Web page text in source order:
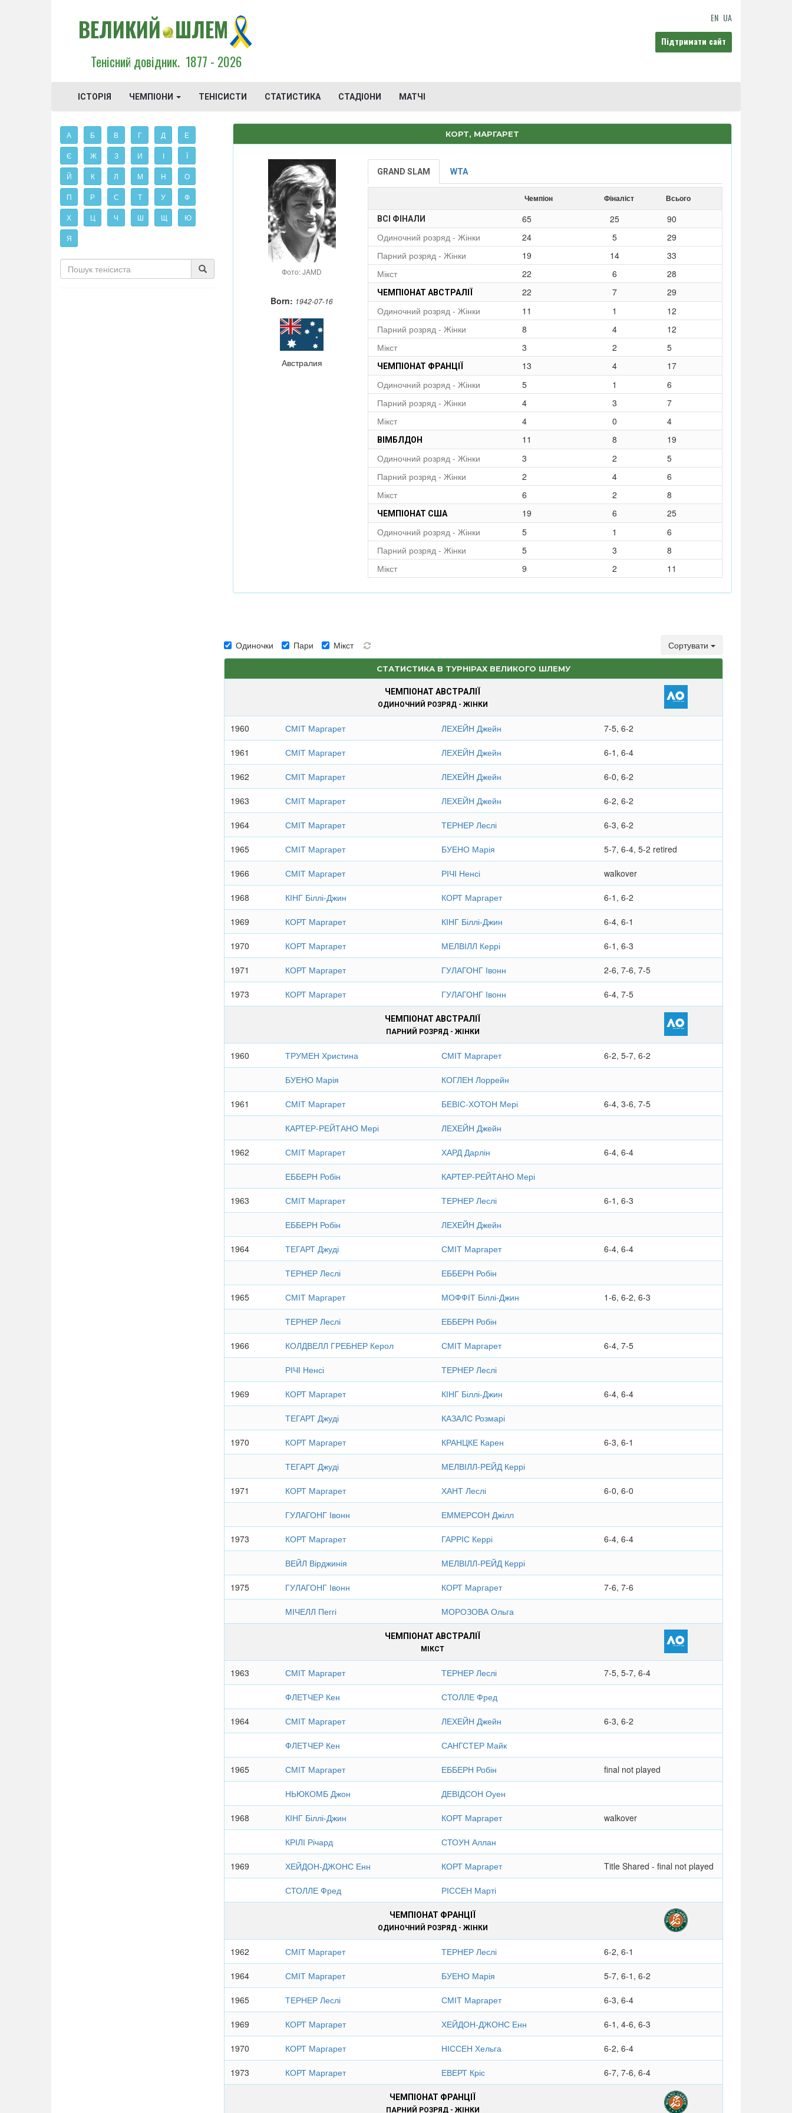
ВЕЛИКИЙ ШЛЕМ
Тенісний довідник. 1877 - 2026
EN UA
Підтримати сайт
ІСТОРІЯ ЧЕМПІОНИ ТЕНІСИСТИ СТАТИСТИКА СТАДІОНИ МАТЧІ
А Б В Г Д Е
Є Ж З И І Ї
Й К Л М Н О
П Р С Т У Ф
Х Ц Ч Ш Щ Ю
Я
КОРТ, МАРГАРЕТ
Фото: JAMD
Born: 1942-07-16
Австралия
GRAND SLAM WTA
Чемпіон Фіналіст Всього
ВСІ ФІНАЛИ 65 25
90
Одиночний розряд - Жінки
24 5
29
Парний розряд - Жінки
19 14
33
Мікст
22 6 28
ЧЕМПІОНАТ АВСТРАЛІЇ 22 7
29
Одиночний розряд - Жінки
11 1
12
Парний розряд - Жінки
8 4
12
Мікст
3 2 5
ЧЕМПІОНАТ ФРАНЦІЇ 13 4
17
Одиночний розряд - Жінки
5 1
6
Парний розряд - Жінки
4 3
7
Мікст
4 0 4
ВІМБЛДОН 11 8
19
Одиночний розряд - Жінки
3 2
5
Парний розряд - Жінки
2 4
6
Мікст
6 2 8
ЧЕМПІОНАТ США 19 6
25
Одиночний розряд - Жінки
5 1
6
Парний розряд - Жінки
5 3
8
Мікст
9 2 11
Одиночки Пари Мікст Сортувати
СТАТИСТИКА В ТУРНІРАХ ВЕЛИКОГО ШЛЕМУ
ЧЕМПІОНАТ АВСТРАЛІЇ
ОДИНОЧНИЙ РОЗРЯД - ЖІНКИ
1960 СМІТ Маргарет ЛЕХЕЙН Джейн 7-5, 6-2
1961 СМІТ Маргарет ЛЕХЕЙН Джейн 6-1, 6-4
1962 СМІТ Маргарет ЛЕХЕЙН Джейн 6-0, 6-2
1963 СМІТ Маргарет ЛЕХЕЙН Джейн 6-2, 6-2
1964 СМІТ Маргарет ТЕРНЕР Леслі 6-3, 6-2
1965 СМІТ Маргарет БУЕНО Марія 5-7, 6-4, 5-2 retired
1966 СМІТ Маргарет РІЧІ Ненсі walkover
1968 КІНГ Біллі-Джин КОРТ Маргарет 6-1, 6-2
1969 КОРТ Маргарет КІНГ Біллі-Джин 6-4, 6-1
1970 КОРТ Маргарет МЕЛВІЛЛ Керрі 6-1, 6-3
1971 КОРТ Маргарет ГУЛАГОНГ Івонн 2-6, 7-6, 7-5
1973 КОРТ Маргарет ГУЛАГОНГ Івонн 6-4, 7-5
ЧЕМПІОНАТ АВСТРАЛІЇ
ПАРНИЙ РОЗРЯД - ЖІНКИ
1960 ТРУМЕН Христина СМІТ Маргарет 6-2, 5-7, 6-2
БУЕНО Марія КОГЛЕН Лоррейн
1961 СМІТ Маргарет БЕВІС-ХОТОН Мері 6-4, 3-6, 7-5
КАРТЕР-РЕЙТАНО Мері ЛЕХЕЙН Джейн
1962 СМІТ Маргарет ХАРД Дарлін 6-4, 6-4
ЕББЕРН Робін КАРТЕР-РЕЙТАНО Мері
1963 СМІТ Маргарет ТЕРНЕР Леслі 6-1, 6-3
ЕББЕРН Робін ЛЕХЕЙН Джейн
1964 ТЕГАРТ Джуді СМІТ Маргарет 6-4, 6-4
ТЕРНЕР Леслі ЕББЕРН Робін
1965 СМІТ Маргарет МОФФІТ Біллі-Джин 1-6, 6-2, 6-3
ТЕРНЕР Леслі ЕББЕРН Робін
1966 КОЛДВЕЛЛ ГРЕБНЕР Керол СМІТ Маргарет 6-4, 7-5
РІЧІ Ненсі ТЕРНЕР Леслі
1969 КОРТ Маргарет КІНГ Біллі-Джин 6-4, 6-4
ТЕГАРТ Джуді КАЗАЛС Розмарі
1970 КОРТ Маргарет КРАНЦКЕ Карен 6-3, 6-1
ТЕГАРТ Джуді МЕЛВІЛЛ-РЕЙД Керрі
1971 КОРТ Маргарет ХАНТ Леслі 6-0, 6-0
ГУЛАГОНГ Івонн ЕММЕРСОН Джілл
1973 КОРТ Маргарет ГАРРІС Керрі 6-4, 6-4
ВЕЙЛ Вірджинія МЕЛВІЛЛ-РЕЙД Керрі
1975 ГУЛАГОНГ Івонн КОРТ Маргарет 7-6, 7-6
МІЧЕЛЛ Пеггі МОРОЗОВА Ольга
ЧЕМПІОНАТ АВСТРАЛІЇ
МІКСТ
1963 СМІТ Маргарет ТЕРНЕР Леслі 7-5, 5-7, 6-4
ФЛЕТЧЕР Кен СТОЛЛЕ Фред
1964 СМІТ Маргарет ЛЕХЕЙН Джейн 6-3, 6-2
ФЛЕТЧЕР Кен САНГСТЕР Майк
1965 СМІТ Маргарет ЕББЕРН Робін final not played
НЬЮКОМБ Джон ДЕВІДСОН Оуен
1968 КІНГ Біллі-Джин КОРТ Маргарет walkover
КРІЛІ Річард СТОУН Аллан
1969 ХЕЙДОН-ДЖОНС Енн КОРТ Маргарет Title Shared - final not played
СТОЛЛЕ Фред РІССЕН Марті
ЧЕМПІОНАТ ФРАНЦІЇ
ОДИНОЧНИЙ РОЗРЯД - ЖІНКИ
1962 СМІТ Маргарет ТЕРНЕР Леслі 6-2, 6-1
1964 СМІТ Маргарет БУЕНО Марія 5-7, 6-1, 6-2
1965 ТЕРНЕР Леслі СМІТ Маргарет 6-3, 6-4
1969 КОРТ Маргарет ХЕЙДОН-ДЖОНС Енн 6-1, 4-6, 6-3
1970 КОРТ Маргарет НІССЕН Хельга 6-2, 6-4
1973 КОРТ Маргарет ЕВЕРТ Кріс 6-7, 7-6, 6-4
ЧЕМПІОНАТ ФРАНЦІЇ
ПАРНИЙ РОЗРЯД - ЖІНКИ